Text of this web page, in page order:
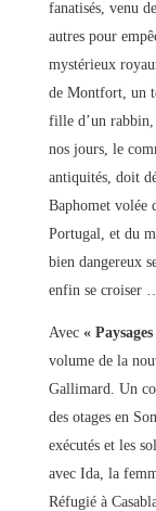
fanatisés, venu
autres pour
mystérieux
de Montfort, un
fille d’un
nos jours, le
antiquités, doit
Baphomet volée
Portugal, et du
bien dangereux
enfin se croiser
Avec «
volume de la
Gallimard. Un
des otages en
exécutés et les
avec Ida, la
Réfugié à